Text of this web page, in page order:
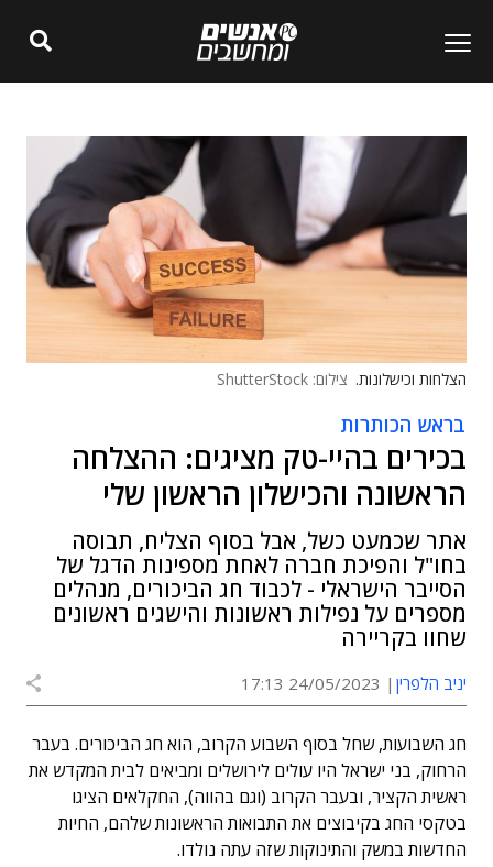
הצלחות וכישלונות. צילום: ShutterStock
בראש הכותרות
בכירים בהיי-טק מציגים: ההצלחה
הראשונה והכישלון הראשון שלי
אתר שכמעט כשל, אבל בסוף הצליח, תבוסה
בחו"ל והפיכת חברה לאחת מספינות הדגל של
הסייבר הישראלי - לכבוד חג הביכורים, מנהלים
מספרים על נפילות ראשונות והישגים ראשונים
שחוו בקריירה
יניב הלפרין 24/05/2023 17:13
חג השבועות, שחל בסוף השבוע הקרוב, הוא חג הביכורים. בעבר
הרחוק, בני ישראל היו עולים לירושלים ומביאים לבית המקדש את
ראשית הקציר, ובעבר הקרוב (וגם בהווה), החקלאים הציגו
בטקסי החג בקיבוצים את התבואות הראשונות שלהם, החיות
החדשות במשק והתינוקות שזה עתה נולדו.